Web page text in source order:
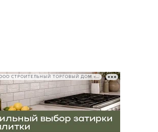
РЕКЛАМА • ООО СТРОИТЕЛЬНЫЙ ТОРГОВЫЙ ДОМ «ПЕТРОВИЧ», ИНН 7802348846